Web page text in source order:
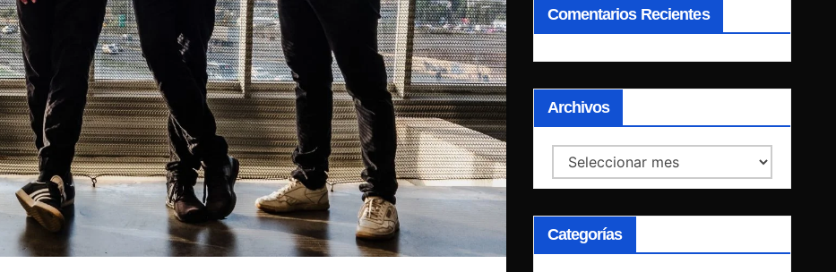
Comentarios Recientes
Archivos
Archivos
Categorías